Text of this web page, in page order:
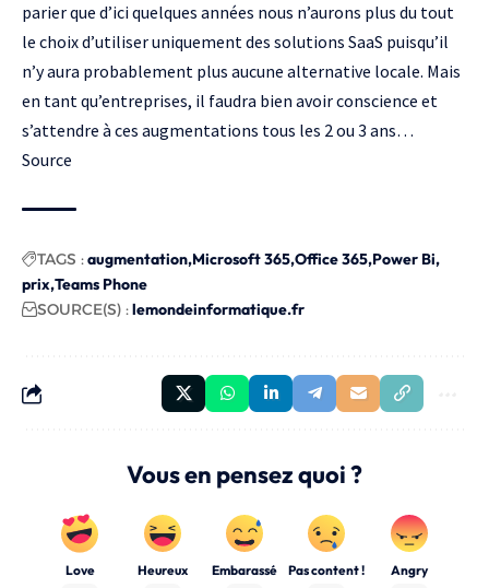
parier que d’ici quelques années nous n’aurons plus du tout
le choix d’utiliser uniquement des solutions SaaS puisqu’il
n’y aura probablement plus aucune alternative locale. Mais
en tant qu’entreprises, il faudra bien avoir conscience et
s’attendre à ces augmentations tous les 2 ou 3 ans…
Source
TAGS :augmentation Microsoft 365 Office 365 Power Bi
prix Teams Phone
SOURCE(S) :lemondeinformatique.fr
Vous en pensez quoi ?
Love Heureux Embarassé Pas content ! Angry